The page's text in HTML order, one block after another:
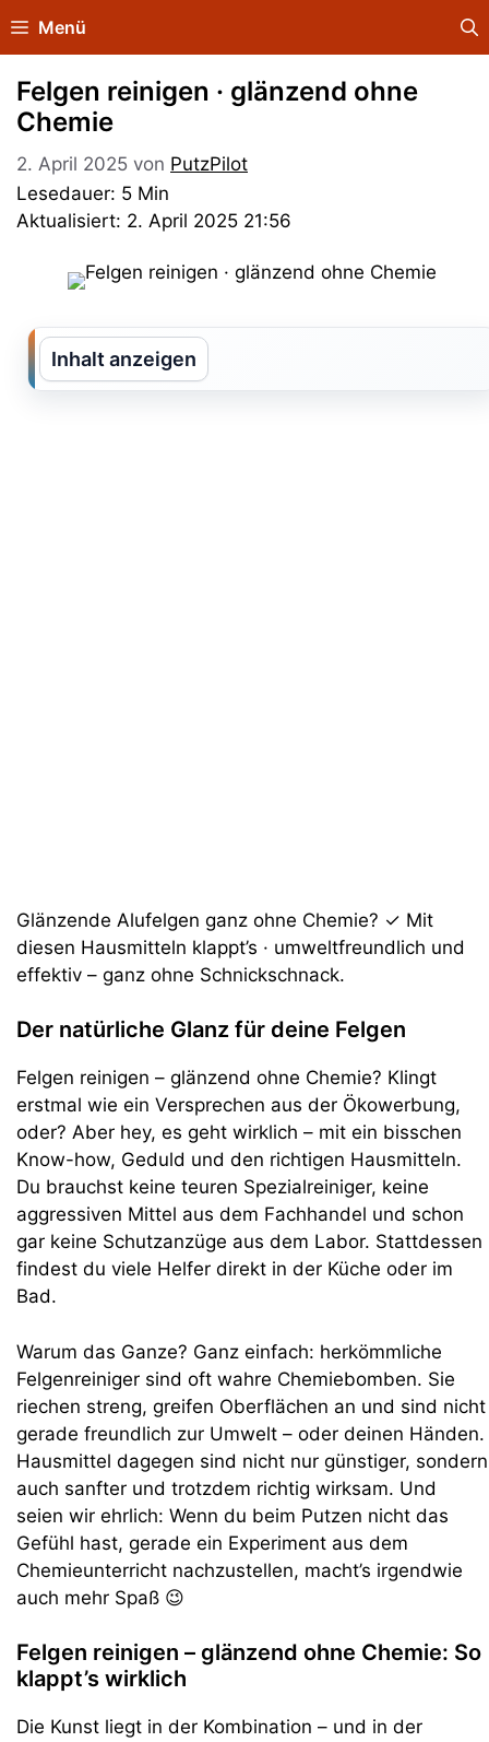
Inhalt
Menü
Felgen reinigen · glänzend ohne
Chemie
2. April 2025 von PutzPilot
Lesedauer: 5 Min
Aktualisiert: 2. April 2025 21:56
Inhalt anzeigen
Glänzende Alufelgen ganz ohne Chemie? ✓ Mit
diesen Hausmitteln klappt’s · umweltfreundlich und
effektiv – ganz ohne Schnickschnack.
Der natürliche Glanz für deine Felgen
Felgen reinigen – glänzend ohne Chemie? Klingt
erstmal wie ein Versprechen aus der Ökowerbung,
oder? Aber hey, es geht wirklich – mit ein bisschen
Know-how, Geduld und den richtigen Hausmitteln.
Du brauchst keine teuren Spezialreiniger, keine
aggressiven Mittel aus dem Fachhandel und schon
gar keine Schutzanzüge aus dem Labor. Stattdessen
findest du viele Helfer direkt in der Küche oder im
Bad.
Warum das Ganze? Ganz einfach: herkömmliche
Felgenreiniger sind oft wahre Chemiebomben. Sie
riechen streng, greifen Oberflächen an und sind nicht
gerade freundlich zur Umwelt – oder deinen Händen.
Hausmittel dagegen sind nicht nur günstiger, sondern
auch sanfter und trotzdem richtig wirksam. Und
seien wir ehrlich: Wenn du beim Putzen nicht das
Gefühl hast, gerade ein Experiment aus dem
Chemieunterricht nachzustellen, macht’s irgendwie
auch mehr Spaß 😉
Felgen reinigen – glänzend ohne Chemie: So
klappt’s wirklich
Die Kunst liegt in der Kombination – und in der